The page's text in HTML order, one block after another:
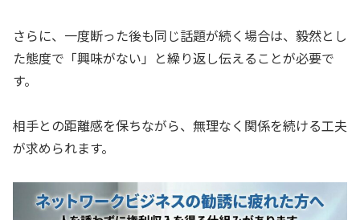
さらに、一度断った後も同じ話題が続く場合は、毅然とし
た態度で「興味がない」と繰り返し伝えることが必要で
す。
相手との距離感を保ちながら、無理なく関係を続ける工夫
が求められます。